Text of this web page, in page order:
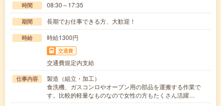
時間 08:30～17:35
期間 長期でお仕事できる方、大歓迎！
時給 時給1300円
交通費
交通費規定内支給
仕事内容
製造（組立・加工）
食洗機、ガスコンロやオーブン用の部品を運搬する作業で
す。比較的軽量なものなので女性の方もたくさん活躍…